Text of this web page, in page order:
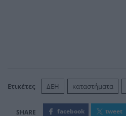
Ετικέτες ΔΕΗ καταστήματα
facebook tweet